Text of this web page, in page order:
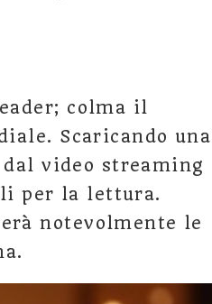
colma il
Scaricando una
video streaming
per la lettura.
notevolmente le